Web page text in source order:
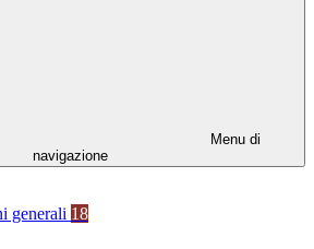
Menu di
navigazione
generali 18